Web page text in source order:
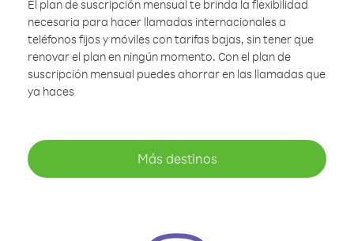
El plan de suscripción mensual te brinda la flexibilidad
necesaria para hacer llamadas internacionales a
teléfonos fijos y móviles con tarifas bajas, sin tener que
renovar el plan en ningún momento. Con el plan de
suscripción mensual puedes ahorrar en las llamadas que
ya haces
Más destinos